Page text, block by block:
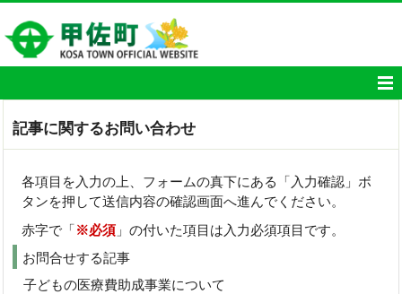
記事に関するお問い合わせ
各項目を入力の上、フォームの真下にある「入力確認」ボ
タンを押して送信内容の確認画面へ進んでください。
赤字で「※必須 」の付いた項目は入力必須項目です。
お問合せする記事
子どもの医療費助成事業について